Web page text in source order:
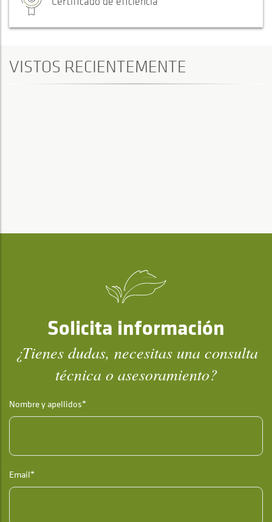
VISTOS RECIENTEMENTE
Solicita información
¿Tienes dudas, necesitas una consulta
técnica o asesoramiento?
Nombre y apellidos*
Email*